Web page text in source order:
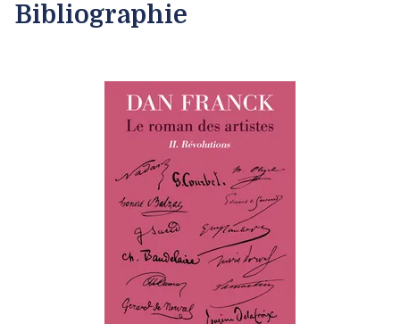
Bibliographie